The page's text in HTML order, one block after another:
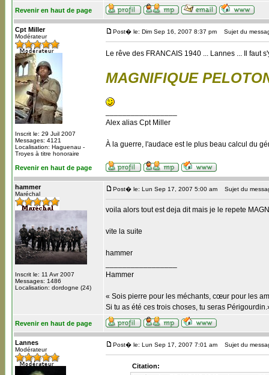
Revenir en haut de page
Cpt Miller
Modérateur
Inscrit le: 29 Juil 2007
Messages: 4121
Localisation: Haguenau -
Troyes à titre honoraire
Post� le: Dim Sep 16, 2007 8:37 pm Sujet du
Le rêve des FRANCAIS 1940 ... Lannes ... Il faut
MAGNIFIQUE
Alex alias Cpt Miller
À la guerre, l'audace est le plus beau calcul du
Revenir en haut de page
hammer
Maréchal
Inscrit le: 11 Avr 2007
Messages: 1486
Localisation: dordogne (24)
Post� le: Lun Sep 17, 2007 5:00 am Sujet du
voila alors tout est deja dit mais je le repete
vite la suite
hammer
Hammer
« Sois pierre pour les méchants, cœur pour les
Si tu as été ces trois choses, tu seras
Revenir en haut de page
Lannes
Modérateur
Post� le: Lun Sep 17, 2007 7:01 am Sujet du
Citation: